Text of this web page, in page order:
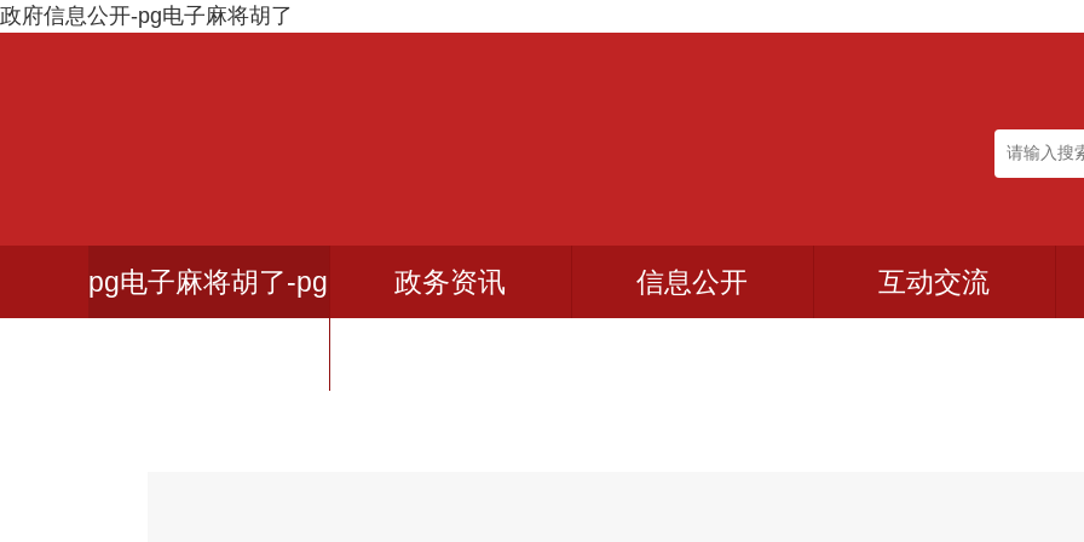
政府信息公开-pg电子麻将胡了
pg电子麻将胡了-pg 政务资讯 信息公开 互动交流